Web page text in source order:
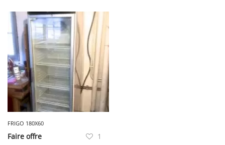
FRIGO 180X60
Faire offre 1